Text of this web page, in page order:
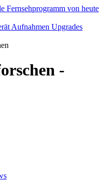
Aufnahmen Upgrades
-